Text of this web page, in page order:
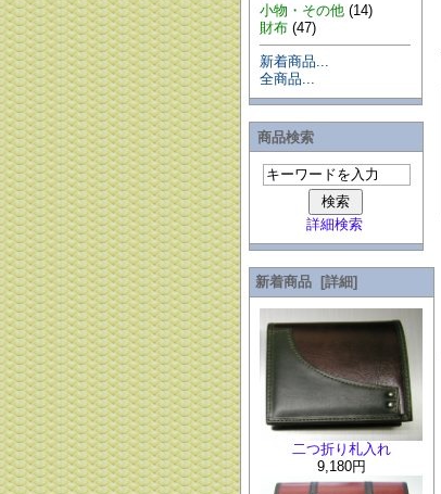
小物・その他(14)
財布(47)
新着商品...
全商品...
商品検索
詳細検索
新着商品 [詳細]
二つ折り札入れ
9,180円